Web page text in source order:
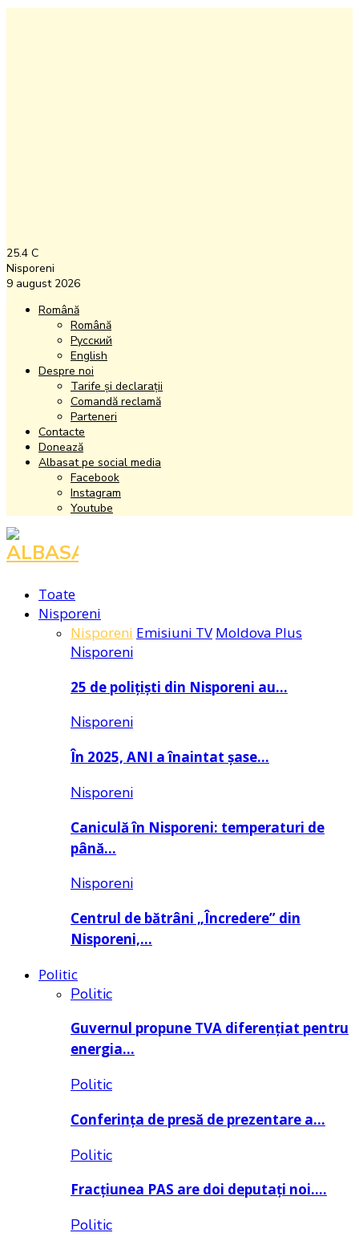
25.4 C
Nisporeni
9 august 2026
Română
Română
Русский
English
Despre noi
Tarife și declarații
Comandă reclamă
Parteneri
Contacte
Donează
Albasat pe social media
Facebook
Instagram
Youtube
Facebook
Instagram
Youtube
Toate
Nisporeni
Nisporeni Emisiuni TV Moldova Plus
Nisporeni
25 de polițiști din Nisporeni au…
Nisporeni
În 2025, ANI a înaintat șase…
Nisporeni
Caniculă în Nisporeni: temperaturi de
până…
Nisporeni
Centrul de bătrâni „Încredere” din
Nisporeni,…
Politic
Politic
Guvernul propune TVA diferențiat pentru
energia…
Politic
Conferința de presă de prezentare a…
Politic
Fracțiunea PAS are doi deputați noi….
Politic